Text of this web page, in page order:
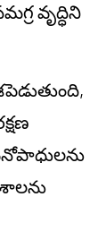
వృద్ధిని